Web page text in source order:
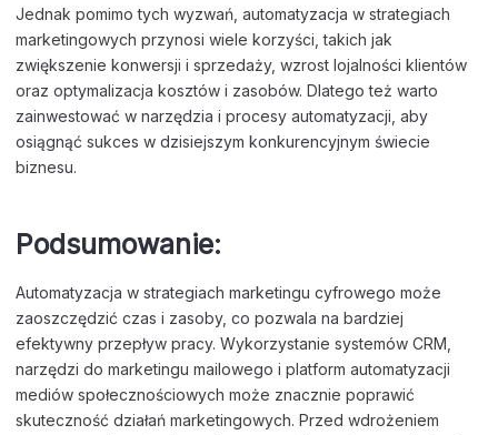
Jednak pomimo tych wyzwań, automatyzacja w strategiach
marketingowych przynosi wiele korzyści, takich jak
zwiększenie konwersji i sprzedaży, wzrost lojalności klientów
oraz optymalizacja kosztów i zasobów. Dlatego też warto
zainwestować w narzędzia i procesy automatyzacji, aby
osiągnąć sukces w dzisiejszym konkurencyjnym świecie
biznesu.
Podsumowanie:
Automatyzacja w strategiach marketingu cyfrowego może
zaoszczędzić czas i zasoby, co pozwala na bardziej
efektywny przepływ pracy. Wykorzystanie systemów CRM,
narzędzi do marketingu mailowego i platform automatyzacji
mediów społecznościowych może znacznie poprawić
skuteczność działań marketingowych. Przed wdrożeniem